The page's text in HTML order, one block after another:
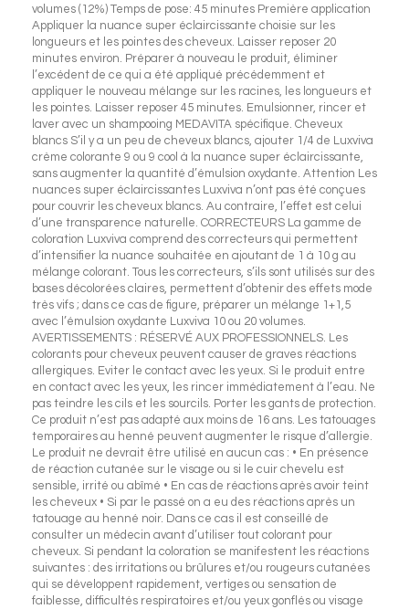
volumes (12%) Temps de pose: 45 minutes Première application
Appliquer la nuance super éclaircissante choisie sur les
longueurs et les pointes des cheveux. Laisser reposer 20
minutes environ. Préparer à nouveau le produit, éliminer
l’excédent de ce qui a été appliqué précédemment et
appliquer le nouveau mélange sur les racines, les longueurs et
les pointes. Laisser reposer 45 minutes. Emulsionner, rincer et
laver avec un shampooing MEDAVITA spécifique. Cheveux
blancs S’il y a un peu de cheveux blancs, ajouter 1/4 de Luxviva
crème colorante 9 ou 9 cool à la nuance super éclaircissante,
sans augmenter la quantité d’émulsion oxydante. Attention Les
nuances super éclaircissantes Luxviva n’ont pas été conçues
pour couvrir les cheveux blancs. Au contraire, l’effet est celui
d’une transparence naturelle. CORRECTEURS La gamme de
coloration Luxviva comprend des correcteurs qui permettent
d’intensifier la nuance souhaitée en ajoutant de 1 à 10 g au
mélange colorant. Tous les correcteurs, s’ils sont utilisés sur des
bases décolorées claires, permettent d’obtenir des effets mode
très vifs ; dans ce cas de figure, préparer un mélange 1+1,5
avec l’émulsion oxydante Luxviva 10 ou 20 volumes.
AVERTISSEMENTS : RÉSERVÉ AUX PROFESSIONNELS. Les
colorants pour cheveux peuvent causer de graves réactions
allergiques. Eviter le contact avec les yeux. Si le produit entre
en contact avec les yeux, les rincer immédiatement à l’eau. Ne
pas teindre les cils et les sourcils. Porter les gants de protection.
Ce produit n’est pas adapté aux moins de 16 ans. Les tatouages
temporaires au henné peuvent augmenter le risque d’allergie.
Le produit ne devrait être utilisé en aucun cas : • En présence
de réaction cutanée sur le visage ou si le cuir chevelu est
sensible, irrité ou abîmé • En cas de réactions après avoir teint
les cheveux • Si par le passé on a eu des réactions après un
tatouage au henné noir. Dans ce cas il est conseillé de
consulter un médecin avant d’utiliser tout colorant pour
cheveux. Si pendant la coloration se manifestent les réactions
suivantes : des irritations ou brûlures et/ou rougeurs cutanées
qui se développent rapidement, vertiges ou sensation de
faiblesse, difficultés respiratoires et/ou yeux gonflés ou visage